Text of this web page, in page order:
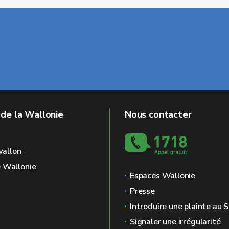
la Wallonie
Wallonie
Nous contacter
Espaces Wallonie
Presse
Introduire une plainte au
Signaler une irrégularité